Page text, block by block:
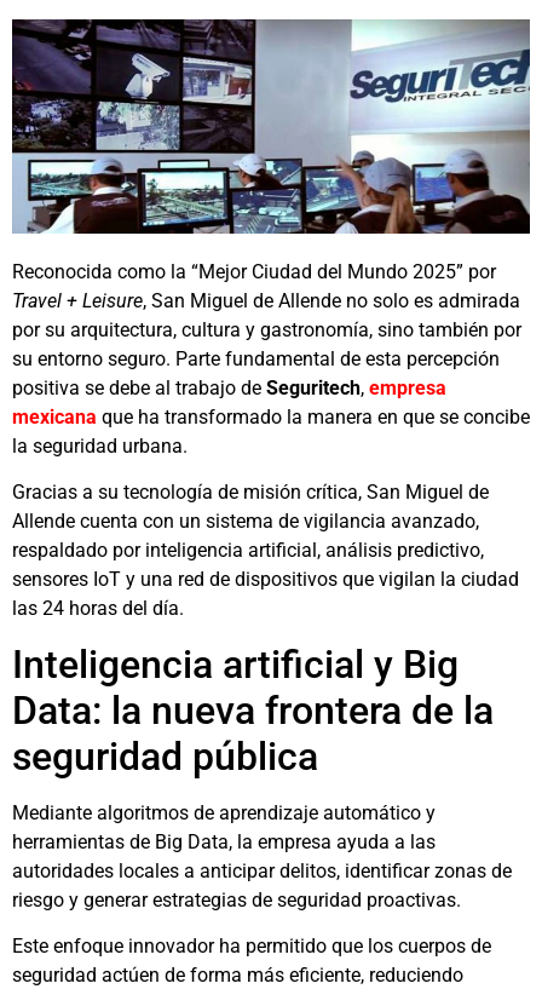
Reconocida como la “Mejor Ciudad del Mundo 2025” por
Travel + Leisure, San Miguel de Allende no solo es admirada
por su arquitectura, cultura y gastronomía, sino también por
su entorno seguro. Parte fundamental de esta percepción
positiva se debe al trabajo de Seguritech, empresa
mexicana que ha transformado la manera en que se concibe
la seguridad urbana.
Gracias a su tecnología de misión crítica, San Miguel de
Allende cuenta con un sistema de vigilancia avanzado,
respaldado por inteligencia artificial, análisis predictivo,
sensores IoT y una red de dispositivos que vigilan la ciudad
las 24 horas del día.
Inteligencia artificial y Big
Data: la nueva frontera de la
seguridad pública
Mediante algoritmos de aprendizaje automático y
herramientas de Big Data, la empresa ayuda a las
autoridades locales a anticipar delitos, identificar zonas de
riesgo y generar estrategias de seguridad proactivas.
Este enfoque innovador ha permitido que los cuerpos de
seguridad actúen de forma más eficiente, reduciendo